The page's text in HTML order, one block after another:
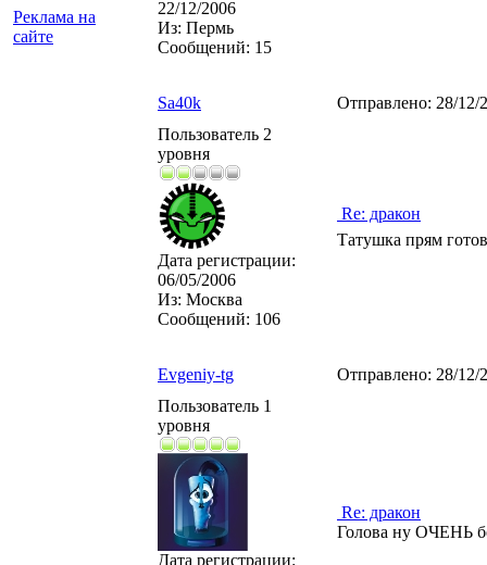
Реклама на
сайте
22/12/2006
Из: Пермь
Сообщений: 15
Sa40k Отправлено: 28/
Пользователь 2
уровня
Дата регистрации:
06/05/2006
Из: Москва
Сообщений: 106
Re: дракон
Татушка прям
Evgeniy-tg Отправлено: 28/
Пользователь 1
уровня
Дата регистрации:
Re: дракон
Голова ну ОЧЕНЬ